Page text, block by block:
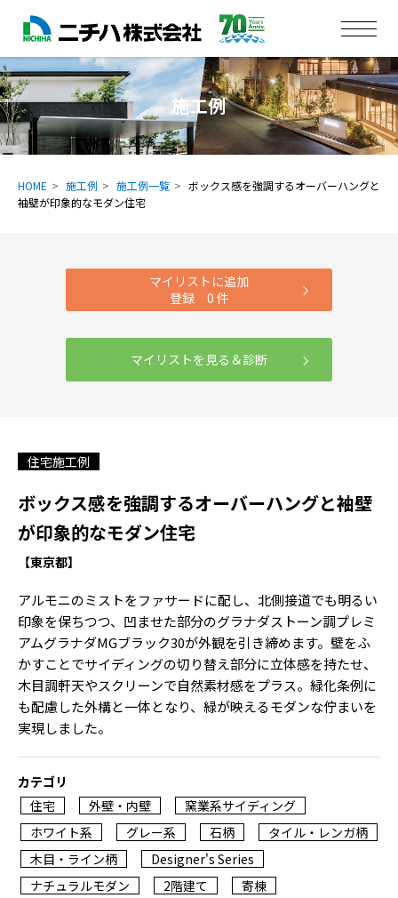
施工例
HOME 施工例 施工例一覧
ボックス感を強調するオーバーハングと
袖壁が印象的なモダン住宅
マイリストに追加
登録 0 件
マイリストを見る＆診断
住宅施工例
ボックス感を強調するオーバーハングと袖壁
が印象的なモダン住宅
【東京都】
アルモニのミストをファサードに配し、北側接道でも明るい
印象を保ちつつ、凹ませた部分のグラナダストーン調プレミ
アムグラナダMGブラック30が外観を引き締めます。壁をふ
かすことでサイディングの切り替え部分に立体感を持たせ、
木目調軒天やスクリーンで自然素材感をプラス。緑化条例に
も配慮した外構と一体となり、緑が映えるモダンな佇まいを
実現しました。
カテゴリ
住宅
外壁・内壁
窯業系サイディング
ホワイト系
グレー系 石柄
タイル・レンガ柄
木目・ライン柄
Designer's Series
ナチュラルモダン
2階建て 寄棟